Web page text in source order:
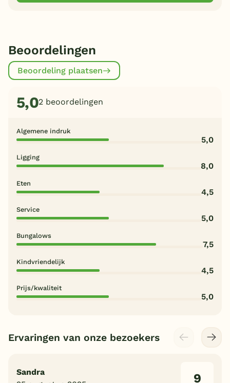
Beoordelingen
Beoordeling plaatsen
5,02 beoordelingen
Algemene indruk
5,0
Ligging
8,0
Eten
4,5
Service
5,0
Bungalows
7,5
Kindvriendelijk
4,5
Prijs/kwaliteit
5,0
Ervaringen van onze bezoekers
Sandra
9